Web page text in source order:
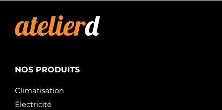
NOS PRODUITS
Climatisation
Électricité